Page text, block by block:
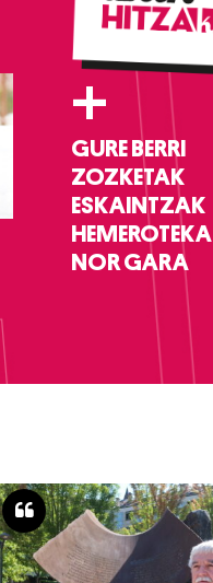
+
GURE BERRI
ZOZKETAK
ESKAINTZAK
HEMEROTEKA
NOR GARA